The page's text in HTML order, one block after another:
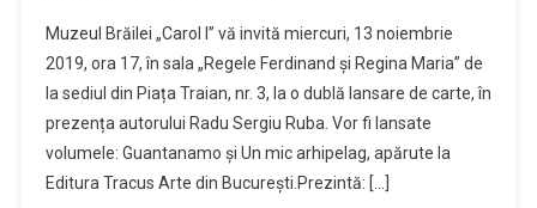
Muzeul Brăilei „Carol I” vă invită miercuri, 13 noiembrie
2019, ora 17, în sala „Regele Ferdinand și Regina Maria” de
la sediul din Piața Traian, nr. 3, la o dublă lansare de carte, în
prezența autorului Radu Sergiu Ruba. Vor fi lansate
volumele: Guantanamo și Un mic arhipelag, apărute la
Editura Tracus Arte din București.Prezintă: […]